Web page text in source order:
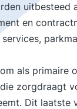
uitbesteed
en
als primaire
zorgdraagt
Dit